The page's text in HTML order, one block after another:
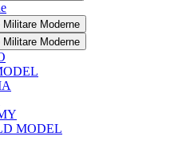
Militare Moderne
Militare Moderne
MODEL